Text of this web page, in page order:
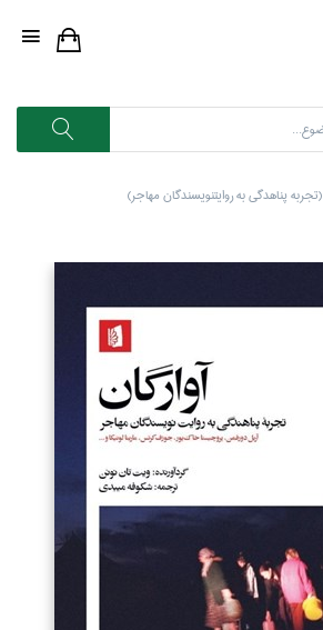
پناهدگي به روايتنويسندگان مهاجر)